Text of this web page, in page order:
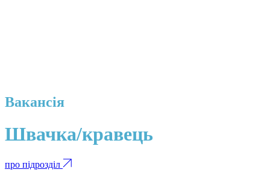
Вакансія
Швачка/кравець
про підрозділ